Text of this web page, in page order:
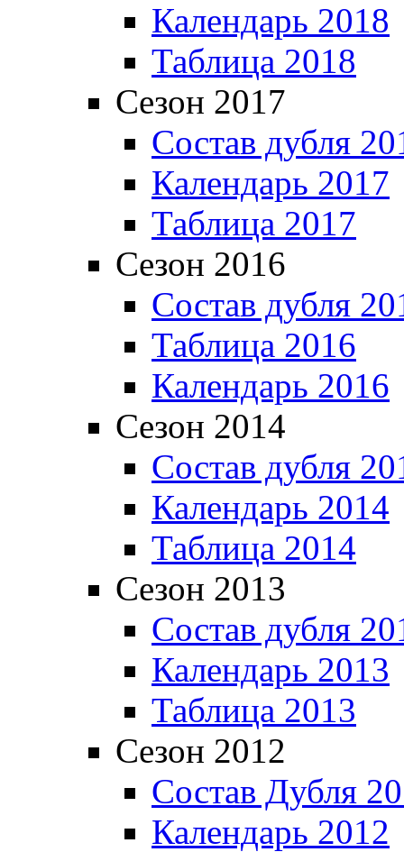
Календарь 2018
Таблица 2018
Сезон 2017
Состав дубля
Календарь 2017
Таблица 2017
Сезон 2016
Состав дубля
Таблица 2016
Календарь 2016
Сезон 2014
Состав дубля
Календарь 2014
Таблица 2014
Сезон 2013
Состав дубля
Календарь 2013
Таблица 2013
Сезон 2012
Состав Дубля
Календарь 2012